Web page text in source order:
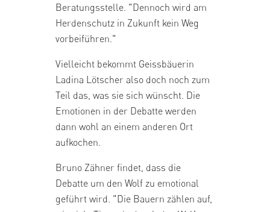
Beratungsstelle. "Dennoch wird am
Herdenschutz in Zukunft kein Weg
vorbeiführen."
Vielleicht bekommt Geissbäuerin
Ladina Lötscher also doch noch zum
Teil das, was sie sich wünscht. Die
Emotionen in der Debatte werden
dann wohl an einem anderen Ort
aufkochen.
Bruno Zähner findet, dass die
Debatte um den Wolf zu emotional
geführt wird. "Die Bauern zählen auf,